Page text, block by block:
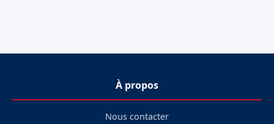
À propos
Nous contacter